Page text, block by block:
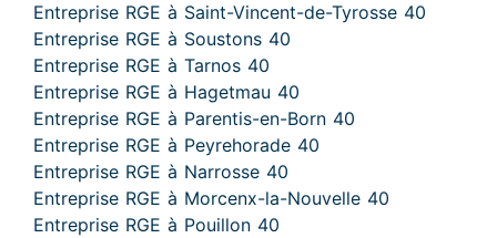
Entreprise RGE à Saint-Vincent-de-Tyrosse 40
Entreprise RGE à Soustons 40
Entreprise RGE à Tarnos 40
Entreprise RGE à Hagetmau 40
Entreprise RGE à Parentis-en-Born 40
Entreprise RGE à Peyrehorade 40
Entreprise RGE à Narrosse 40
Entreprise RGE à Morcenx-la-Nouvelle 40
Entreprise RGE à Pouillon 40